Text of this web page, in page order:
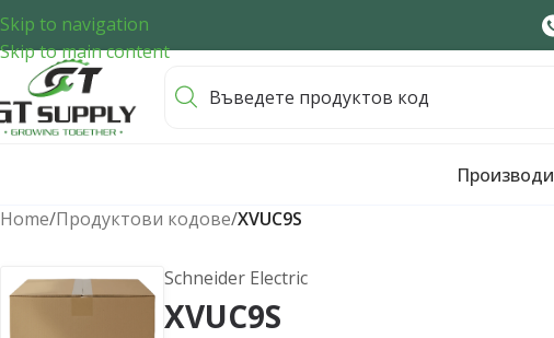
Skip to navigation
Skip to main content
Home/Продуктови кодове/XVUC9S
Schneider Electric
XVUC9S